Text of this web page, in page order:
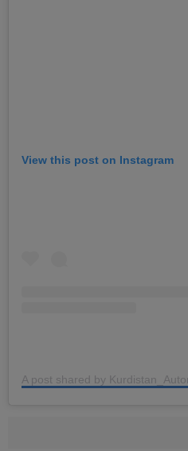
View this post on Instagram